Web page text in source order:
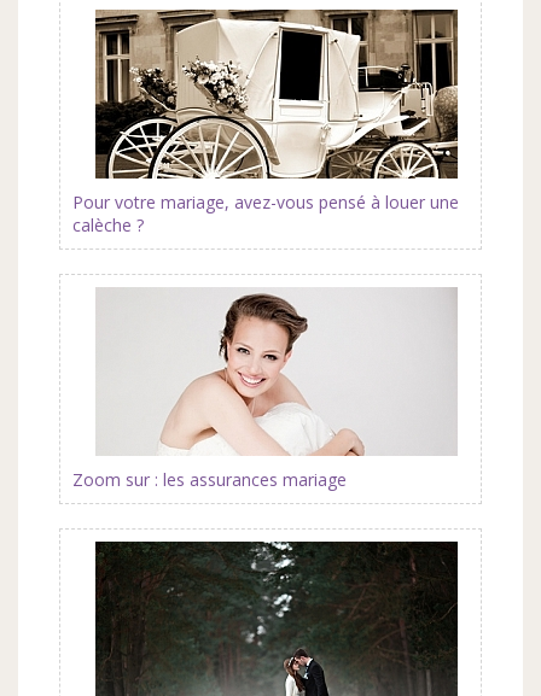
Pour votre mariage, avez-vous pensé à louer une
calèche ?
Zoom sur : les assurances mariage